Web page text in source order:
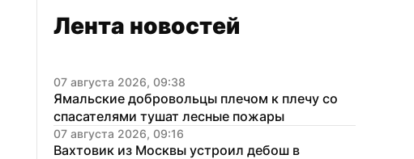
Лента новостей
07 августа 2026, 09:38
Ямальские добровольцы плечом к плечу со
спасателями тушат лесные пожары
07 августа 2026, 09:16
Вахтовик из Москвы устроил дебош в